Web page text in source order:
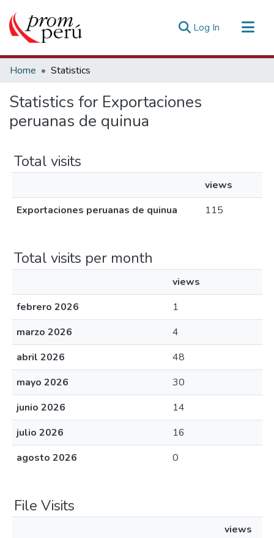
Log In (current)
Communities & Collections
Estadísticas Externas
Home Statistics
Statistics for Exportaciones
peruanas de quinua
Total visits
views
Exportaciones peruanas de quinua
115
Total visits per month
views
febrero 2026
1
marzo 2026
4
abril 2026
48
mayo 2026
30
junio 2026
14
julio 2026
16
agosto 2026
0
File Visits
views